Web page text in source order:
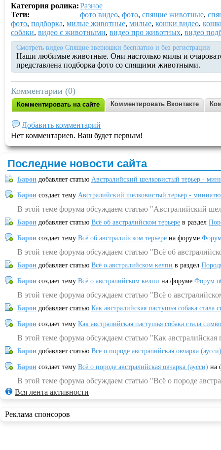
Категория ролика:Разное
Теги:
фото видео, фото, спящие животные,
фото, подборка, милые животные, милые, кошки видео,
собаки, видео с животными, видео про животных, видео
Смотреть видео Спящие зверюшки бесплатно и без регистрации
Наши любимые животные. Они настолько милы и
представлена подборка фото со спящими животными.
Комментарии (0)
Комментировать на сайте Комментировать Вконтакте
Добавить комментарий
Нет комментариев. Ваш будет первым!
Последние новости сайта
Барон добавляет статью Австралийский шелковистый терьер -
Барон создает тему Австралийский шелковистый терьер -
В этой теме форума обсуждаем статью "Австралийский
Барон добавляет статью Всё об австралийском терьере в раздел
Барон создает тему Всё об австралийском терьере на форуме
В этой теме форума обсуждаем статью "Всё об
Барон добавляет статью Всё о австралийском келпи в раздел
Барон создает тему Всё о австралийском келпи на форуме Форум
В этой теме форума обсуждаем статью "Всё о
Барон добавляет статью Как австралийская пастушья собака
Барон создает тему Как австралийская пастушья собака стала
В этой теме форума обсуждаем статью "Как
Барон добавляет статью Всё о породе австралийская овчарка (аусси)
Барон создает тему Всё о породе австралийская овчарка (аусси) на
В этой теме форума обсуждаем статью "Всё о породе
Вся лента активности
Реклама спонсоров